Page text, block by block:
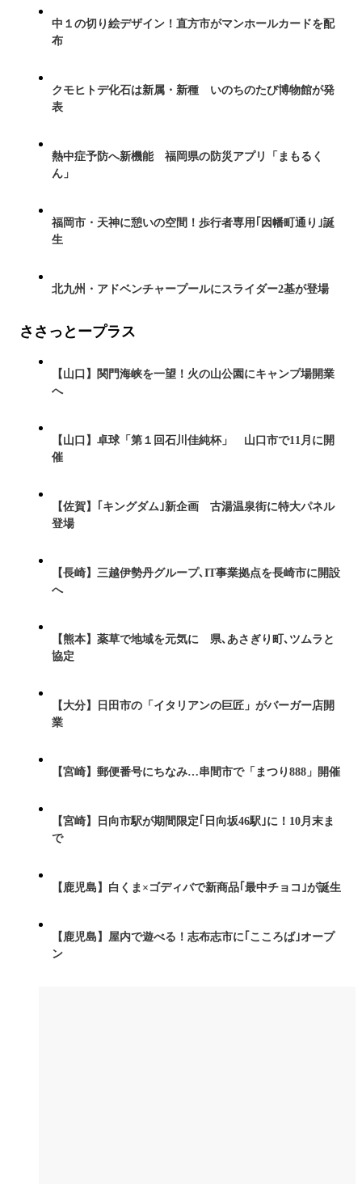
中１の切り絵デザイン！直方市がマンホールカードを配
布
クモヒトデ化石は新属・新種 いのちのたび博物館が発
表
熱中症予防へ新機能 福岡県の防災アプリ「まもるく
ん」
福岡市・天神に憩いの空間！歩行者専用｢因幡町通り｣誕
生
北九州・アドベンチャープールにスライダー2基が登場
ささっとープラス
【山口】関門海峡を一望！火の山公園にキャンプ場開業
へ
【山口】卓球「第１回石川佳純杯」 山口市で11月に開
催
【佐賀】｢キングダム｣新企画 古湯温泉街に特大パネル
登場
【長崎】三越伊勢丹グループ､IT事業拠点を長崎市に開設
へ
【熊本】薬草で地域を元気に 県､あさぎり町､ツムラと
協定
【大分】日田市の「イタリアンの巨匠」がバーガー店開
業
【宮崎】郵便番号にちなみ…串間市で「まつり888」開催
【宮崎】日向市駅が期間限定｢日向坂46駅｣に！10月末ま
で
【鹿児島】白くま×ゴディバで新商品｢最中チョコ｣が誕生
【鹿児島】屋内で遊べる！志布志市に｢こころば｣オープ
ン